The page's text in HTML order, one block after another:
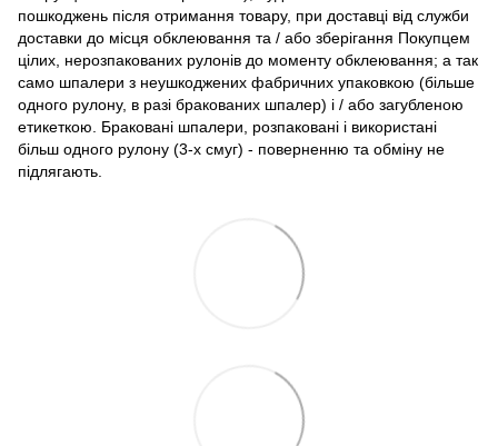
пошкоджень після отримання товару, при доставці від служби
доставки до місця обклеювання та / або зберігання Покупцем
цілих, нерозпакованих рулонів до моменту обклеювання; а так
само шпалери з неушкоджених фабричних упаковкою (більше
одного рулону, в разі бракованих шпалер) і / або загубленою
етикеткою. Браковані шпалери, розпаковані і використані
більш одного рулону (3-х смуг) - поверненню та обміну не
підлягають.